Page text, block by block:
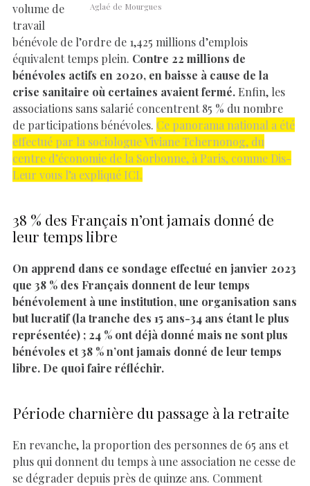
Aglaé de Mourgues
volume de
travail
bénévole de l’ordre de 1,425 millions d’emplois
équivalent temps plein. Contre 22 millions de
bénévoles actifs en 2020, en baisse à cause de la
crise sanitaire où certaines avaient fermé. Enfin, les
associations sans salarié concentrent 85 % du nombre
de participations bénévoles. Ce panorama national a été
effectué par la sociologue Viviane Tchernonog, du
centre d’économie de la Sorbonne, à Paris, comme Dis-
Leur vous l’a expliqué ICI.
38 % des Français n’ont jamais donné de
leur temps libre
On apprend dans ce sondage effectué en janvier 2023
que 38 % des Français donnent de leur temps
bénévolement à une institution, une organisation sans
but lucratif (la tranche des 15 ans-34 ans étant le plus
représentée) ; 24 % ont déjà donné mais ne sont plus
bénévoles et 38 % n’ont jamais donné de leur temps
libre. De quoi faire réfléchir.
Période charnière du passage à la retraite
En revanche, la proportion des personnes de 65 ans et
plus qui donnent du temps à une association ne cesse de
se dégrader depuis près de quinze ans. Comment